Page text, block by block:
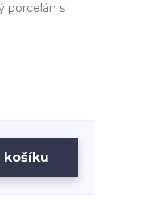
porcelán s
košíku